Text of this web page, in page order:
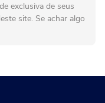
exclusiva de seus
site. Se achar algo